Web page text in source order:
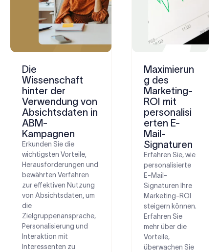
Die
Wissenschaft
hinter der
Verwendung von
Absichtsdaten in
ABM-
Kampagnen
Erkunden Sie die
wichtigsten Vorteile,
Herausforderungen und
bewährten Verfahren
zur effektiven Nutzung
von Absichtsdaten, um
die
Zielgruppenansprache,
Personalisierung und
Interaktion mit
Interessenten zu
Maximierun
g des
Marketing-
ROI mit
personalisi
erten E-
Mail-
Signaturen
Erfahren Sie, wie
personalisierte
E-Mail-
Signaturen Ihre
Marketing-ROI
steigern können.
Erfahren Sie
mehr über die
Vorteile,
überwachen Sie